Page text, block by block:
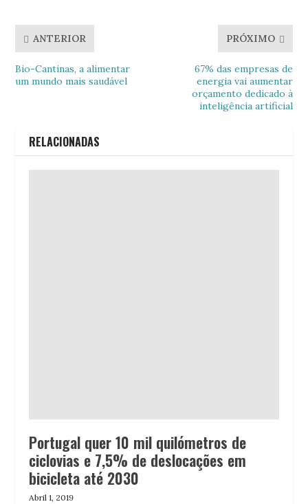
ANTERIOR
Bio-Cantinas, a alimentar
um mundo mais saudável
PRÓXIMO
67% das empresas de
energia vai aumentar
orçamento dedicado à
inteligência artificial
RELACIONADAS
Portugal quer 10 mil quilómetros de
ciclovias e 7,5% de deslocações em
bicicleta até 2030
Abril 1, 2019